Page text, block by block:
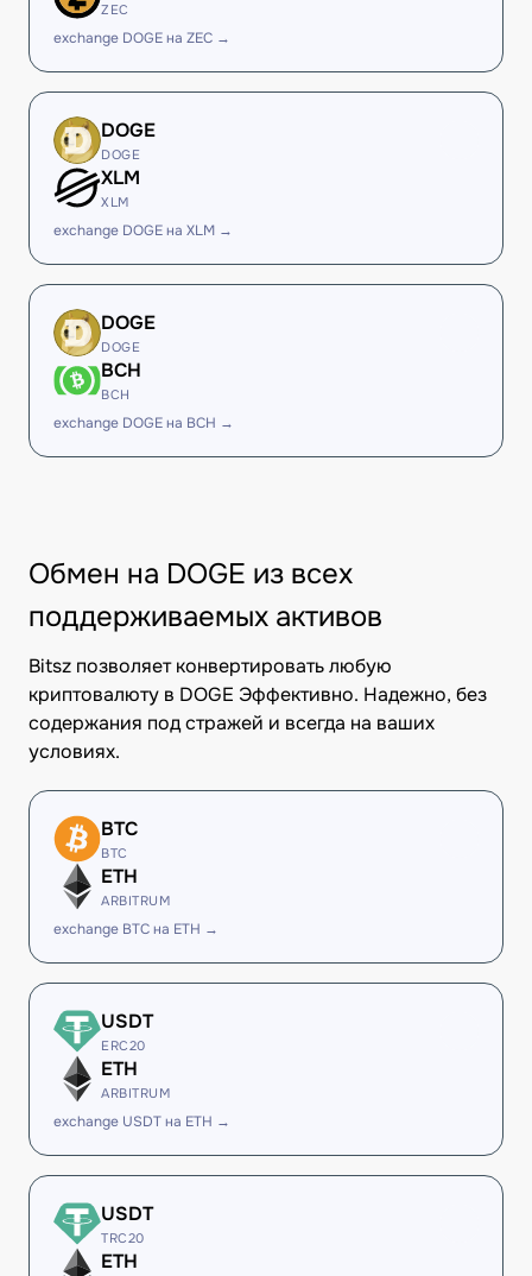
ZEC
exchange DOGE на ZEC →
DOGE
DOGE
XLM
XLM
exchange DOGE на XLM →
DOGE
DOGE
BCH
BCH
exchange DOGE на BCH →
Обмен на DOGE из всех
поддерживаемых активов
Bitsz позволяет конвертировать любую
криптовалюту в DOGE Эффективно. Надежно, без
содержания под стражей и всегда на ваших
условиях.
BTC
BTC
ETH
ARBITRUM
exchange BTC на ETH →
USDT
ERC20
ETH
ARBITRUM
exchange USDT на ETH →
USDT
TRC20
ETH